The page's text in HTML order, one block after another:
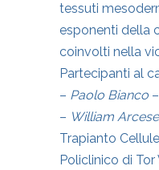
tessuti
esponenti della
coinvolti nella
Partecipanti al
– Paolo Bianco
– William Arcese
Trapianto
Policlinico di Tor